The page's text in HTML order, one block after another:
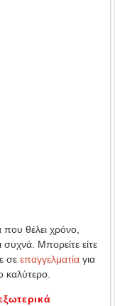
που θέλει χρόνο,
συχνά. Μπορείτε είτε
σε επαγγελματία για
καλύτερο.